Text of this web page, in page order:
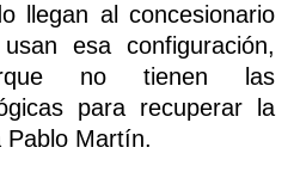
llegan al concesionario
esa configuración,
no tienen las
para recuperar la
Pablo Martín.